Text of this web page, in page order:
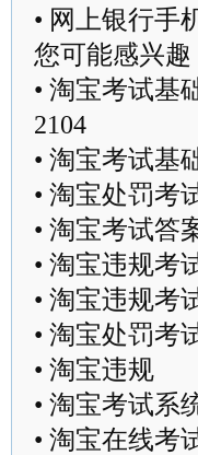
• 网上银行手
您可能感兴趣
• 淘宝考试基
2104
• 淘宝考试基
• 淘宝处罚考
• 淘宝考试答
• 淘宝违规考
• 淘宝违规考
• 淘宝处罚考
• 淘宝违规
• 淘宝考试系
• 淘宝在线考